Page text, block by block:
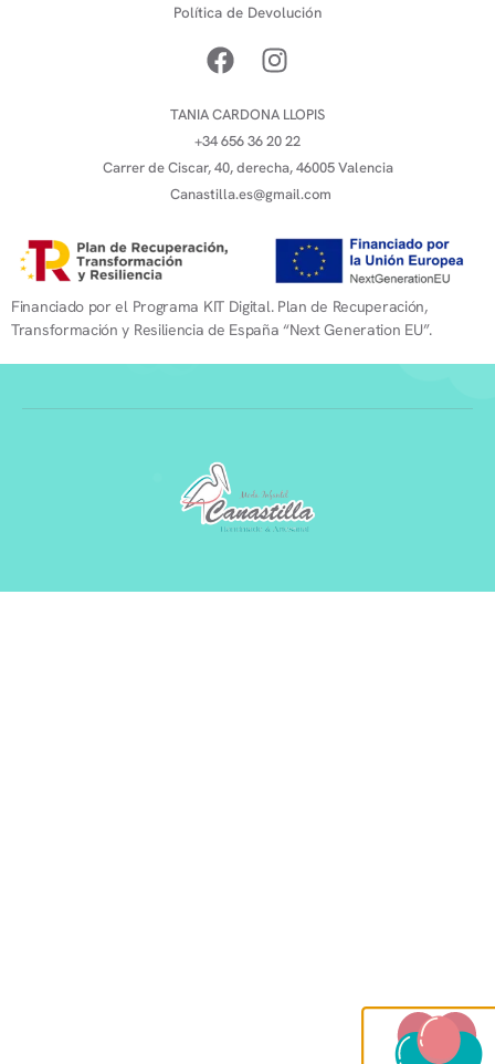
Política de Devolución
TANIA CARDONA LLOPIS
+34 656 36 20 22
Carrer de Ciscar, 40, derecha, 46005 Valencia
Canastilla.es@gmail.com
Financiado por el Programa KIT Digital. Plan de Recuperación,
Transformación y Resiliencia de España “Next Generation EU”.